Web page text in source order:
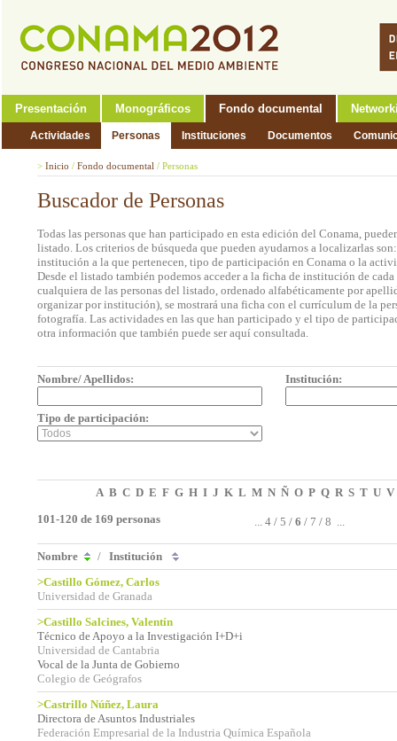
Presentación Monográficos Fondo documental
Actividades Personas Instituciones Documentos
> Inicio / Fondo documental / Personas
Buscador de Personas
Todas las personas que han participado en esta edición del Conama,
listado. Los criterios de búsqueda que pueden ayudarnos a localizarlas
institución a la que pertenecen, tipo de participación en Conama o la
Desde el listado también podemos acceder a la ficha de institución de
cualquiera de las personas del listado, ordenado alfabéticamente por
organizar por institución), se mostrará una ficha con el currículum de la
fotografía. Las actividades en las que han participado y el tipo de
otra información que también puede ser aquí consultada.
Nombre/ Apellidos: Institución:
Tipo de participación:
A B C D E F G H I J K L M N Ñ O P Q R S T U V
101-120 de 169 personas
... 4 / 5 / 6 / 7 / 8 ...
Nombre / Institución
>Castillo Gómez, Carlos
Universidad de Granada
>Castillo Salcines, Valentín
Técnico de Apoyo a la Investigación I+D+i
Universidad de Cantabria
Vocal de la Junta de Gobierno
Colegio de Geógrafos
>Castrillo Núñez, Laura
Directora de Asuntos Industriales
Federación Empresarial de la Industria Química Española